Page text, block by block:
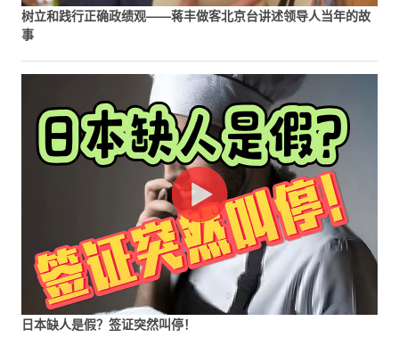
树立和践行正确政绩观——蒋丰做客北京台讲述领导人当年的故
事
日本缺人是假？签证突然叫停！